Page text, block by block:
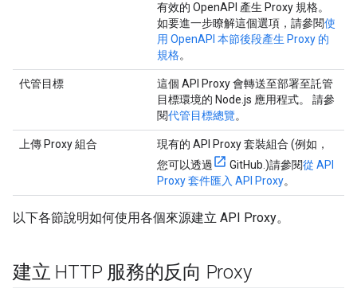
有效的 OpenAPI 產生 Proxy 規格。
如要進一步瞭解這個選項，請參閱使
用 OpenAPI 本節後段產生 Proxy 的
規格。
代管目標
這個 API Proxy 會轉送至部署至託管
目標環境的 Node.js 應用程式。 請參
閱代管目標總覽。
上傳 Proxy 組合
現有的 API Proxy 套裝組合 (例如，
您可以透過
GitHub.)請參閱從 API
Proxy 套件匯入 API Proxy。
以下各節說明如何使用各個來源建立 API Proxy。
建立 HTTP 服務的反向 Proxy